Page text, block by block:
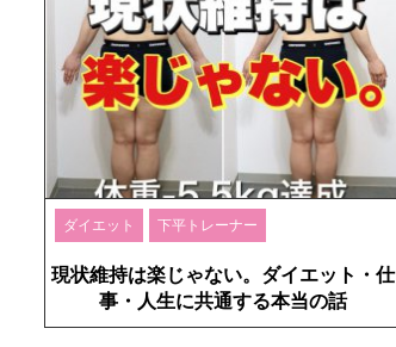
ダイエット 下平トレーナー
現状維持は楽じゃない。ダイエット・仕
事・人生に共通する本当の話